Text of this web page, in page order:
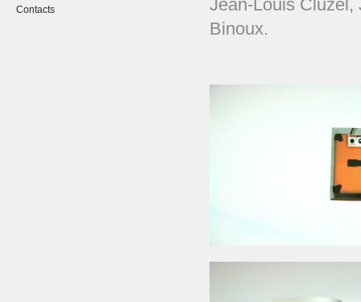
Contacts
Jean-Louis Cluzel,
Binoux.